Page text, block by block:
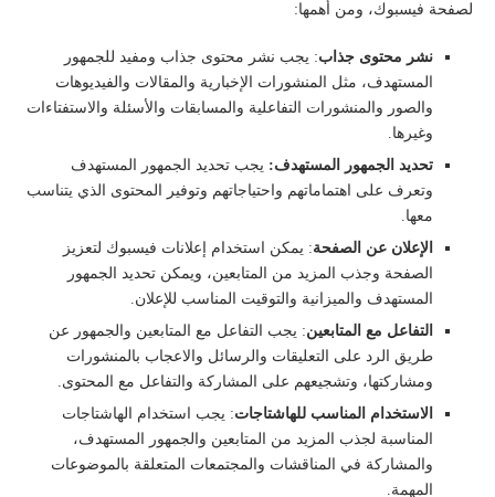
لصفحة فيسبوك، ومن أهمها:
نشر محتوى جذاب: يجب نشر محتوى جذاب ومفيد للجمهور
المستهدف، مثل المنشورات الإخبارية والمقالات والفيديوهات
والصور والمنشورات التفاعلية والمسابقات والأسئلة والاستفتاءات
وغيرها.
تحديد الجمهور المستهدف: يجب تحديد الجمهور المستهدف
وتعرف على اهتماماتهم واحتياجاتهم وتوفير المحتوى الذي يتناسب
معها.
الإعلان عن الصفحة: يمكن استخدام إعلانات فيسبوك لتعزيز
الصفحة وجذب المزيد من المتابعين، ويمكن تحديد الجمهور
المستهدف والميزانية والتوقيت المناسب للإعلان.
التفاعل مع المتابعين: يجب التفاعل مع المتابعين والجمهور عن
طريق الرد على التعليقات والرسائل والاعجاب بالمنشورات
ومشاركتها، وتشجيعهم على المشاركة والتفاعل مع المحتوى.
الاستخدام المناسب للهاشتاجات: يجب استخدام الهاشتاجات
المناسبة لجذب المزيد من المتابعين والجمهور المستهدف،
والمشاركة في المناقشات والمجتمعات المتعلقة بالموضوعات
المهمة.